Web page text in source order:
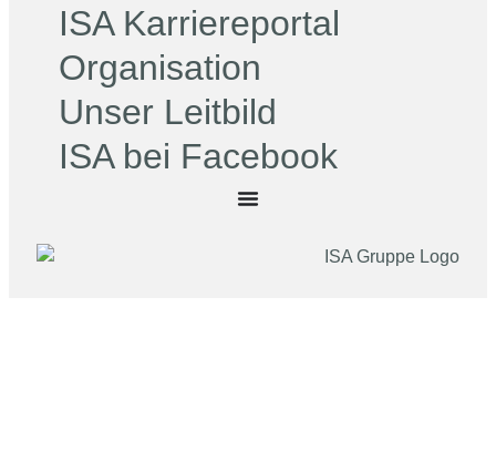
ISA Karriereportal
Organisation
Unser Leitbild
ISA bei Facebook